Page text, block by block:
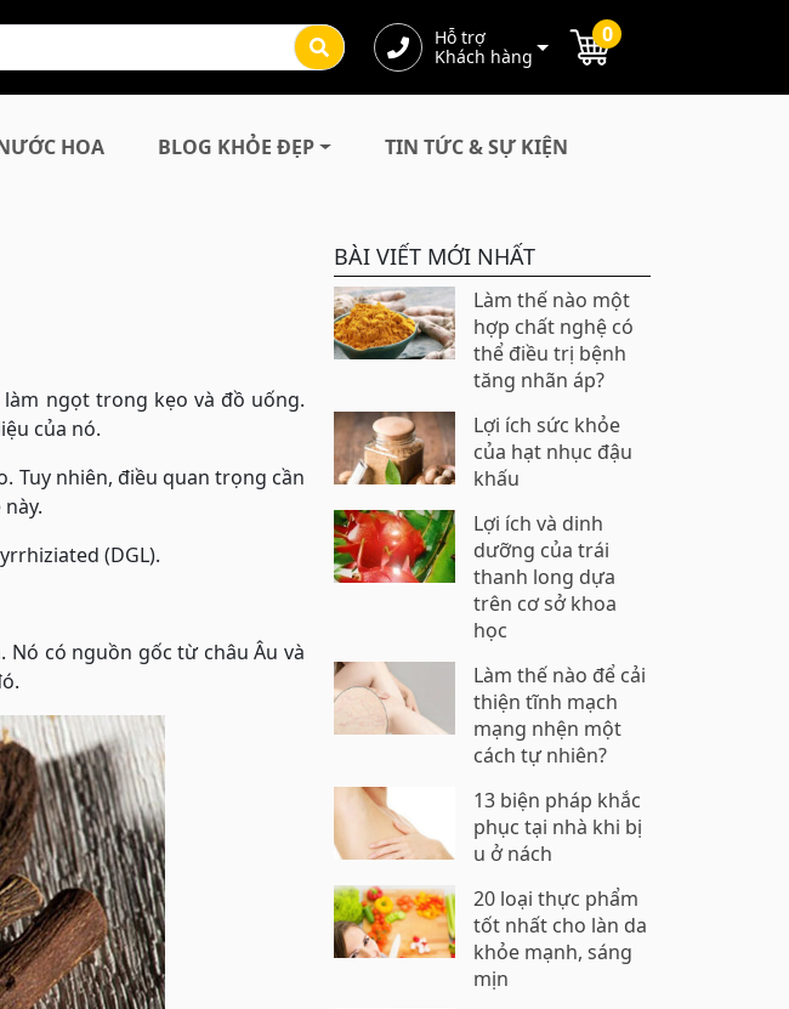
Hỗ trợ
Khách hàng
0
HOA BLOG KHỎE ĐẸP TIN TỨC & SỰ KIỆN
ngọt trong kẹo và đồ uống.
của nó.
Tuy nhiên, điều quan trọng cần
(DGL).
Nó có nguồn gốc từ châu Âu và
BÀI VIẾT MỚI NHẤT
Làm thế nào một
hợp chất nghệ có
thể điều trị bệnh
tăng nhãn áp?
Lợi ích sức khỏe
của hạt nhục đậu
khấu
Lợi ích và dinh
dưỡng của trái
thanh long dựa
trên cơ sở khoa
học
Làm thế nào để cải
thiện tĩnh mạch
mạng nhện một
cách tự nhiên?
13 biện pháp khắc
phục tại nhà khi bị
u ở nách
20 loại thực phẩm
tốt nhất cho làn da
khỏe mạnh, sáng
mịn